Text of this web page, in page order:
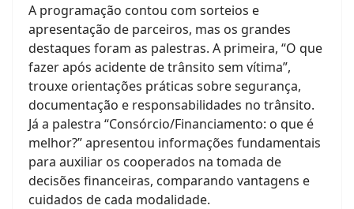
A programação contou com sorteios e
apresentação de parceiros, mas os grandes
destaques foram as palestras. A primeira, “O que
fazer após acidente de trânsito sem vítima”,
trouxe orientações práticas sobre segurança,
documentação e responsabilidades no trânsito.
Já a palestra “Consórcio/Financiamento: o que é
melhor?” apresentou informações fundamentais
para auxiliar os cooperados na tomada de
decisões financeiras, comparando vantagens e
cuidados de cada modalidade.